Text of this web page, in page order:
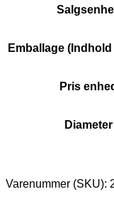
Emballage
Pris
Diameter
Varenummer (SKU):